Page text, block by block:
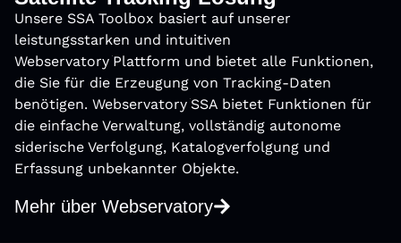
Unsere SSA Toolbox basiert auf unserer
leistungsstarken und intuitiven
Webservatory Plattform und bietet alle Funktionen,
die Sie für die Erzeugung von Tracking-Daten
benötigen. Webservatory SSA bietet Funktionen für
die einfache Verwaltung, vollständig autonome
siderische Verfolgung, Katalogverfolgung und
Erfassung unbekannter Objekte.
Mehr über Webservatory